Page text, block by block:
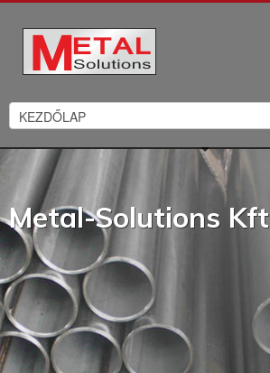
Metal-Solutions Kft